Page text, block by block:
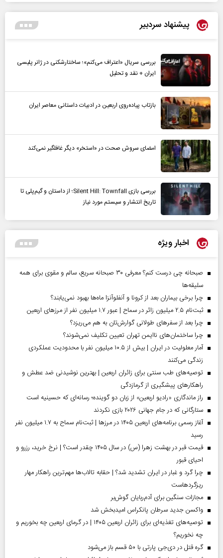
پیشنهاد سردبیر
بررسی سریال «اعتراف می‌کنم»؛ ساختارشکنی در ژانر پلیسی
ایران + نقد و تحلیل
بازتاب پیاده‌روی اربعین در ادبیات داستانی معاصر ایران
امضای سروش صحت در «استخر» دیگر غافلگیر نمی‌کند
بررسی بازی Silent Hill: Townfall؛ از داستان و گیم‌پلی تا
تاریخ انتشار و سیستم مورد نیاز
اخبار ویژه
صبحانه چی درست کنم؟ معرفی ۳۰ صبحانه سریع، سالم و مقوی برای همه
سلیقه‌ها
چرا برخی بیماران بعد از کرونا و آنفلوآنزا ماه‌ها بهبود نمی‌یابند؟
ثبت‌نام ۲.۵ میلیون زائر در سماح | عبور ۱.۷ میلیون نفر از مرز‌های اربعین
چرا بعد از سفرهای طولانی گوارش‌تان به هم می‌ریزد؟
چرا ساختمان‌های ناایمن تهران تعیین تکلیف نمی‌شوند؟
آمار معلولیت در ایران | بیش از ۱۰.۵ میلیون نفر با محدودیت عملکردی
زندگی می‌کنند
توصیه‌های طب سنتی برای زائران اربعین | بهترین نوشیدنی ضد عطش و
راهکارهای پیشگیری از گرمازدگی
راز ماندگاری «رادیو اربعین» از زبان دو گوینده؛ رسانه‌ای که حسینیه است
ستارگانی که در جام جهانی ۲۰۲۶ بازی نکردند
آغاز رسمی برنامه‌های اربعین ۱۴۰۵ در مرز‌ها | ثبت‌نام سماح به ۱.۷ میلیون نفر
رسید
قیمت قبر در بهشت زهرا (س) در سال ۱۴۰۵ چقدر است؟ | نرخ خرید، رزرو و
احیای قبور
چرا گرد و غبار در ایران تشدید شد؟ | حقابه تالاب‌ها مهم‌ترین راهکار مهار
ریزگردهاست
مجازات سنگین برای آدم‌ربایان گوش‌بر
واکسن جدید سرطان پانکراس امیدبخش شد
توصیه‌های تغذیه‌ای برای زائران اربعین ۱۴۰۵ | در گرمای اربعین چه بخوریم و
چه نخوریم؟
گره قتل در دی‌جی پارتی با ۵۰ قسم باز می‌شود